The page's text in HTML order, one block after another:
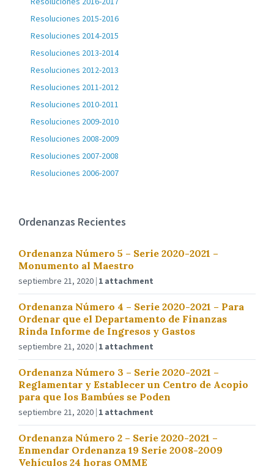
Resoluciones 2015-2016
Resoluciones 2014-2015
Resoluciones 2013-2014
Resoluciones 2012-2013
Resoluciones 2011-2012
Resoluciones 2010-2011
Resoluciones 2009-2010
Resoluciones 2008-2009
Resoluciones 2007-2008
Resoluciones 2006-2007
Ordenanzas Recientes
Ordenanza Número 5 – Serie 2020-2021 –
Monumento al Maestro
septiembre 21, 2020 1 attachment
Ordenanza Número 4 – Serie 2020-2021 – Para
Ordenar que el Departamento de Finanzas
Rinda Informe de Ingresos y Gastos
septiembre 21, 2020 1 attachment
Ordenanza Número 3 – Serie 2020-2021 –
Reglamentar y Establecer un Centro de Acopio
para que los Bambúes se Poden
septiembre 21, 2020 1 attachment
Ordenanza Número 2 – Serie 2020-2021 –
Enmendar Ordenanza 19 Serie 2008-2009
Vehículos 24 horas OMME